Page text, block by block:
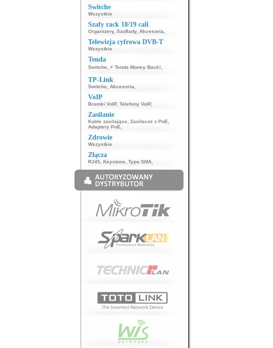
Switche
Wszystkie
Szafy rack 10/19 cali
Organizery, Szuflady, Akcesoria
Telewizja cyfrowa DVB-T
Wszystkie
Tenda
Switche ⚡ Tenda Money Back!,
TP-Link
Switche Akcesoria
VoIP
Bramki VoIP, Telefony VoIP,
Zasilanie
Kable zasilające Zasilacze z PoE
Adaptery PoE
Zdrowie
Wszystkie
Złącza
RJ45, Keystone Typu SMA,